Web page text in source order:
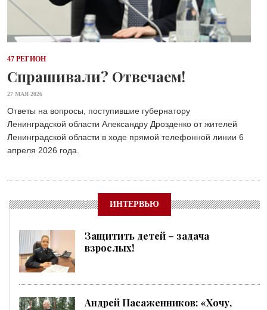
47 РЕГИОН
Спрашивали? Отвечаем!
27 МАЯ 2026
Ответы на вопросы, поступившие губернатору
Ленинградской области Александру Дрозденко от жителей
Ленинградской области в ходе прямой телефонной линии 6
апреля 2026 года.
ИНТЕРВЬЮ
Защитить детей – задача
взрослых!
Андрей Пасаженников: «Хочу,